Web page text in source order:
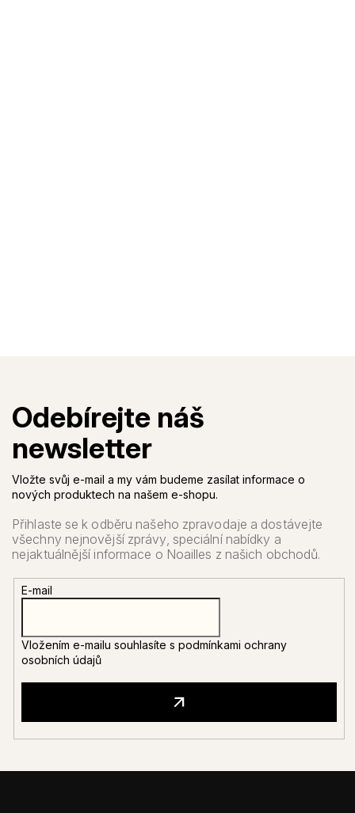
Vložte svůj e-mail a my vám budeme zasílat informace o
nových produktech na našem e-shopu.
E-mail
Vložením e-mailu souhlasíte s podmínkami ochrany
osobních údajů